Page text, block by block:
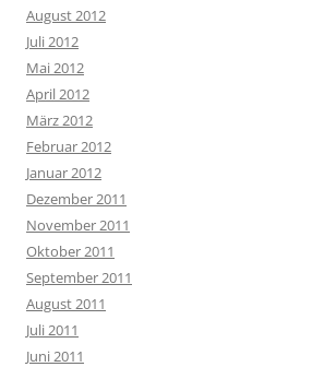
August 2012
Juli 2012
Mai 2012
April 2012
März 2012
Februar 2012
Januar 2012
Dezember 2011
November 2011
Oktober 2011
September 2011
August 2011
Juli 2011
Juni 2011